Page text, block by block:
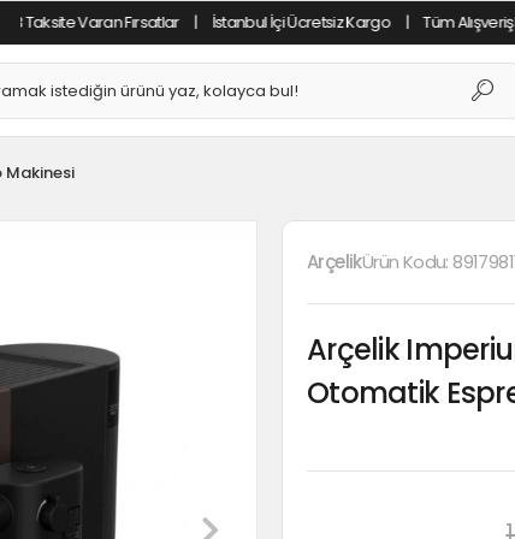
Varan Fırsatlar | İstanbul İçi Ücretsiz Kargo | Tüm Alışverişlerde
Makinesi
ArçelikÜrün Kodu:
Arçelik
Otomatik